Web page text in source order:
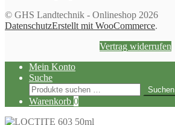
© GHS Landtechnik - Onlineshop 2026
DatenschutzErstellt mit WooCommerce.
Vertrag widerrufen
Mein Konto
Suche
Suchen
nach:
Suchen
Warenkorb 0